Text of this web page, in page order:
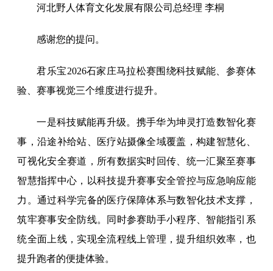
河北野人体育文化发展有限公司总经理 李桐
感谢您的提问。
君乐宝2026石家庄马拉松赛围绕科技赋能、参赛体
验、赛事视觉三个维度进行提升。
一是科技赋能再升级。携手华为坤灵打造数智化赛
事，沿途补给站、医疗站摄像全域覆盖，构建智慧化、
可视化安全赛道，所有数据实时回传、统一汇聚至赛事
智慧指挥中心，以科技提升赛事安全管控与应急响应能
力。通过科学完备的医疗保障体系与数智化技术支撑，
筑牢赛事安全防线。同时参赛助手小程序、智能指引系
统全面上线，实现全流程线上管理，提升组织效率，也
提升跑者的便捷体验。